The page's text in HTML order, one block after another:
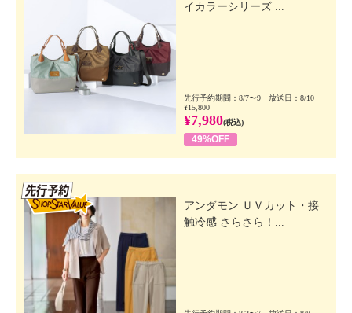
イカラーシリーズ ...
先行予約期間：8/7〜9 放送日：8/10
¥15,800
¥7,980(税込)
49%OFF
アンダモン ＵＶカット・接
触冷感 さらさら！...